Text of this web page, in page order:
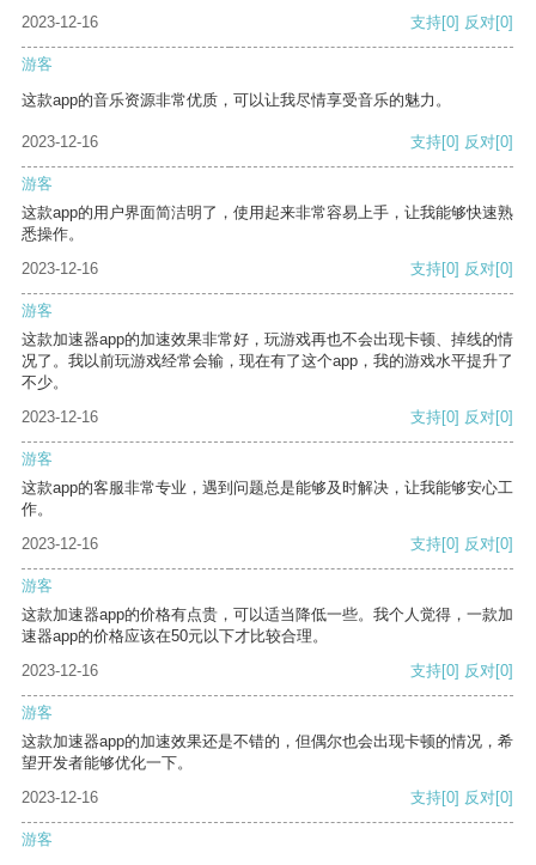
2023-12-16 支持[0] 反对[0]
游客
这款app的音乐资源非常优质，可以让我尽情享受音乐的魅力。
2023-12-16 支持[0] 反对[0]
游客
这款app的用户界面简洁明了，使用起来非常容易上手，让我能够快速熟
悉操作。
2023-12-16
支持[0] 反对[0]
游客
这款加速器app的加速效果非常好，玩游戏再也不会出现卡顿、掉线的情
况了。我以前玩游戏经常会输，现在有了这个app，我的游戏水平提升了
不少。
2023-12-16
支持[0] 反对[0]
游客
这款app的客服非常专业，遇到问题总是能够及时解决，让我能够安心工
作。
2023-12-16
支持[0] 反对[0]
游客
这款加速器app的价格有点贵，可以适当降低一些。我个人觉得，一款加
速器app的价格应该在50元以下才比较合理。
2023-12-16
支持[0] 反对[0]
游客
这款加速器app的加速效果还是不错的，但偶尔也会出现卡顿的情况，希
望开发者能够优化一下。
2023-12-16
支持[0] 反对[0]
游客